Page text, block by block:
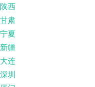
陕西
甘肃
宁夏
新疆
大连
深圳